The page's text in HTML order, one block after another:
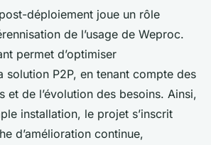
déploiement joue un rôle
de l’usage de Weproc.
permet d’optimiser
solution P2P, en tenant compte des
et de l’évolution des besoins. Ainsi,
installation, le projet s’inscrit
d’amélioration continue,